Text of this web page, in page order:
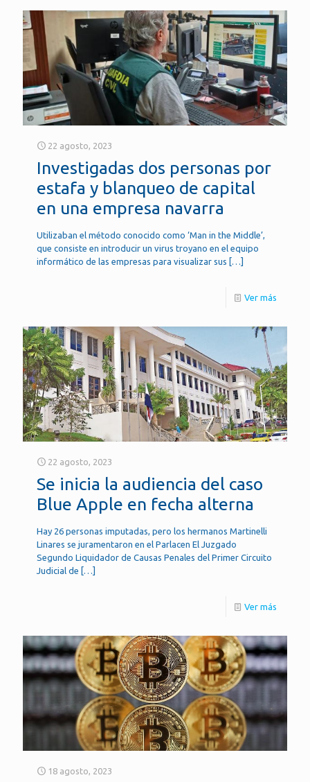
22 agosto, 2023
Investigadas dos personas por
estafa y blanqueo de capital
en una empresa navarra
Utilizaban el método conocido como ‘Man in the Middle’,
que consiste en introducir un virus troyano en el equipo
informático de las empresas para visualizar sus […]
Ver más
22 agosto, 2023
Se inicia la audiencia del caso
Blue Apple en fecha alterna
Hay 26 personas imputadas, pero los hermanos Martinelli
Linares se juramentaron en el Parlacen El Juzgado
Segundo Liquidador de Causas Penales del Primer Circuito
Judicial de […]
Ver más
18 agosto, 2023